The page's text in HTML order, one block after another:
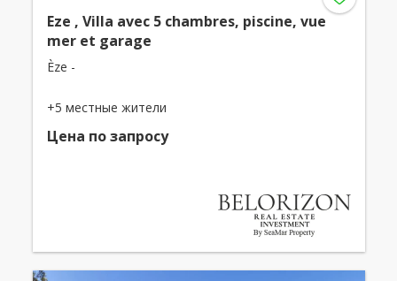
Eze , Villa avec 5 chambres, piscine, vue
mer et garage
Èze -
+5 местные жители
Цена по запросу